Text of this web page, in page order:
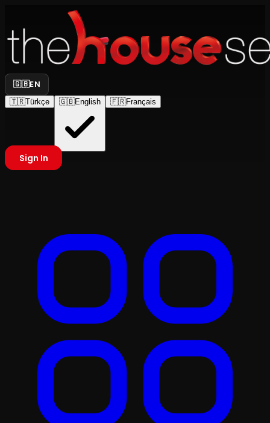
🇬🇧EN
🇹🇷Türkçe 🇬🇧English 🇫🇷Français
Sign In